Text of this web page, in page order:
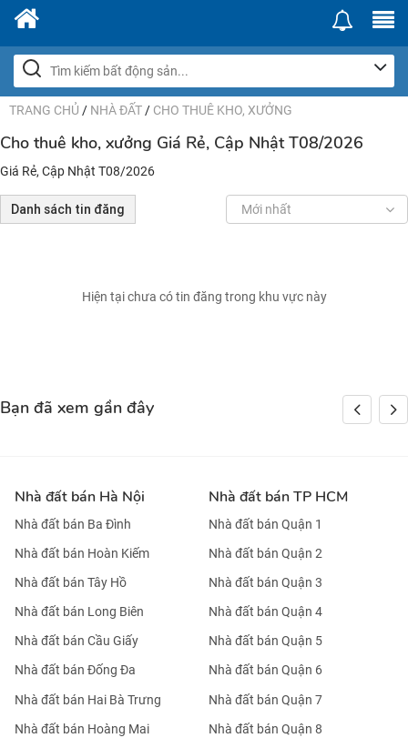
TRANG CHỦ / NHÀ ĐẤT / CHO THUÊ KHO, XƯỞNG
Cho thuê kho, xưởng Giá Rẻ, Cập Nhật T08/2026
Giá Rẻ, Cập Nhật T08/2026
Danh sách tin đăng Mới nhất
Hiện tại chưa có tin đăng trong khu vực này
Bạn đã xem gần đây
Nhà đất bán Hà Nội
Nhà đất bán Ba Đình
Nhà đất bán Hoàn Kiếm
Nhà đất bán Tây Hồ
Nhà đất bán Long Biên
Nhà đất bán Cầu Giấy
Nhà đất bán Đống Đa
Nhà đất bán Hai Bà Trưng
Nhà đất bán Hoàng Mai
Nhà đất bán TP HCM
Nhà đất bán Quận 1
Nhà đất bán Quận 2
Nhà đất bán Quận 3
Nhà đất bán Quận 4
Nhà đất bán Quận 5
Nhà đất bán Quận 6
Nhà đất bán Quận 7
Nhà đất bán Quận 8